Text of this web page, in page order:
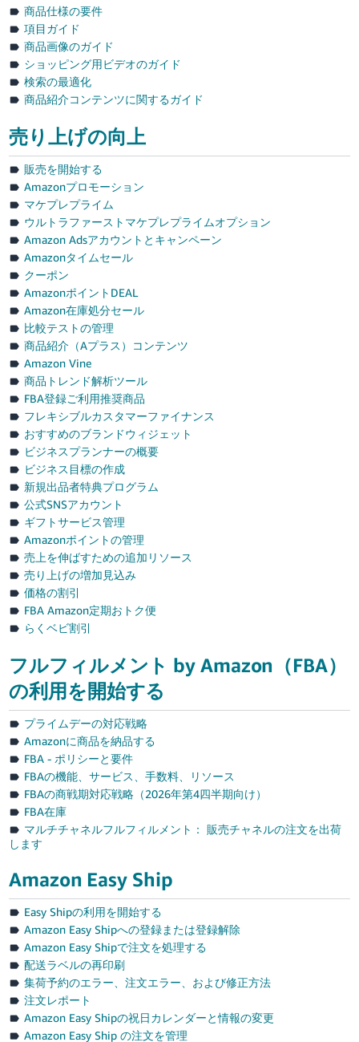
商品仕様の要件
項目ガイド
商品画像のガイド
ショッピング用ビデオのガイド
検索の最適化
商品紹介コンテンツに関するガイド
売り上げの向上
販売を開始する
Amazonプロモーション
マケプレプライム
ウルトラファーストマケプレプライムオプション
Amazon Adsアカウントとキャンペーン
Amazonタイムセール
クーポン
AmazonポイントDEAL
Amazon在庫処分セール
比較テストの管理
商品紹介（Aプラス）コンテンツ
Amazon Vine
商品トレンド解析ツール
FBA登録ご利用推奨商品
フレキシブルカスタマーファイナンス
おすすめのブランドウィジェット
ビジネスプランナーの概要
ビジネス目標の作成
新規出品者特典プログラム
公式SNSアカウント
ギフトサービス管理
Amazonポイントの管理
売上を伸ばすための追加リソース
売り上げの増加見込み
価格の割引
FBA Amazon定期おトク便
らくベビ割引
フルフィルメント by Amazon（FBA）
の利用を開始する
プライムデーの対応戦略
Amazonに商品を納品する
FBA - ポリシーと要件
FBAの機能、サービス、手数料、リソース
FBAの商戦期対応戦略（2026年第4四半期向け）
FBA在庫
マルチチャネルフルフィルメント： 販売チャネルの注文を出荷
します
Amazon Easy Ship
Easy Shipの利用を開始する
Amazon Easy Shipへの登録または登録解除
Amazon Easy Shipで注文を処理する
配送ラベルの再印刷
集荷予約のエラー、注文エラー、および修正方法
注文レポート
Amazon Easy Shipの祝日カレンダーと情報の変更
Amazon Easy Ship の注文を管理